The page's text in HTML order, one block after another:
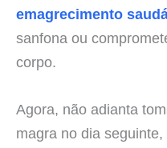
emagrecimento
sanfona ou
corpo.
Agora, não adianta
magra no dia